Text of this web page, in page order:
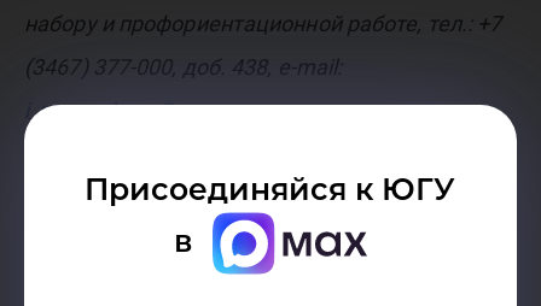
Присоединяйся к ЮГУ
в
набору и профориентационной работе, тел.: +7
(3467) 377-000, доб. 438, e-mail:
i_puzanskaya@ugrasu.ru.